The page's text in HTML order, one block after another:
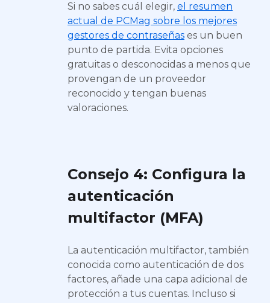
Si no sabes cuál elegir, el resumen
actual de PCMag sobre los mejores
gestores de contraseñas es un buen
punto de partida. Evita opciones
gratuitas o desconocidas a menos que
provengan de un proveedor
reconocido y tengan buenas
valoraciones.
Consejo 4: Configura la
autenticación
multifactor (MFA)
La autenticación multifactor, también
conocida como autenticación de dos
factores, añade una capa adicional de
protección a tus cuentas. Incluso si